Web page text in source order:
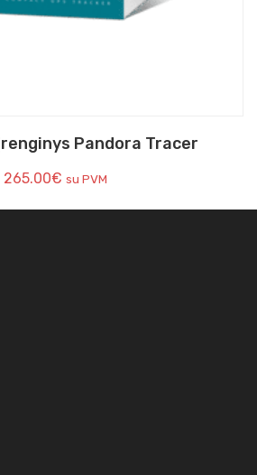
Pandora Tracer
265.00€ su PVM